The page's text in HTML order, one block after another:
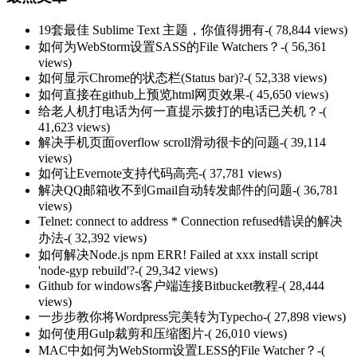
19套最佳 Sublime Text 主题，你值得拥有-( 78,844 views)
如何为WebStorm设置SASS的File Watchers？ -( 56,361
views)
如何显示Chrome的状态栏(Status bar)?-( 52,338 views)
如何直接在github上预览html网页效果-( 45,650 views)
给老人机打电话为何一直提示拨打的电话已关机？ -(
41,623 views)
解决手机页面overflow scroll滑动很卡的问题-( 39,114
views)
如何让Evernote支持代码高亮-( 37,781 views)
解决QQ邮箱收不到Gmail自动转发邮件的问题-( 36,781
views)
Telnet: connect to address * Connection refused错误的解决
办法-( 32,392 views)
如何解决Node.js npm ERR! Failed at xxx install script
'node-gyp rebuild'?-( 29,342 views)
Github for windows客户端连接Bitbucket教程-( 28,444
views)
一步步教你将Wordpress完美转为Typecho-( 27,898 views)
如何使用Gulp裁剪和压缩图片-( 26,010 views)
MAC中如何为WebStorm设置LESS的File Watcher？ -(